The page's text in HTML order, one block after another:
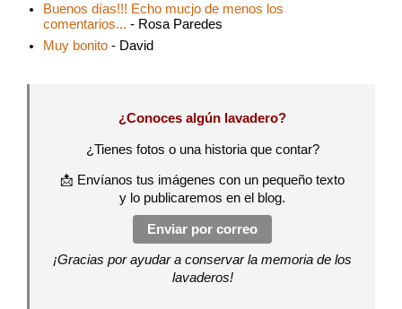
Buenos días!!! Echo mucjo de menos los
comentarios... - Rosa Paredes
Muy bonito - David
¿Conoces algún lavadero?
¿Tienes fotos o una historia que contar?
📩 Envíanos tus imágenes con un pequeño texto
y lo publicaremos en el blog.
Enviar por correo
¡Gracias por ayudar a conservar la memoria de los
lavaderos!